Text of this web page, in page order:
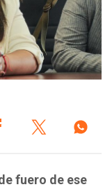
fuero de ese